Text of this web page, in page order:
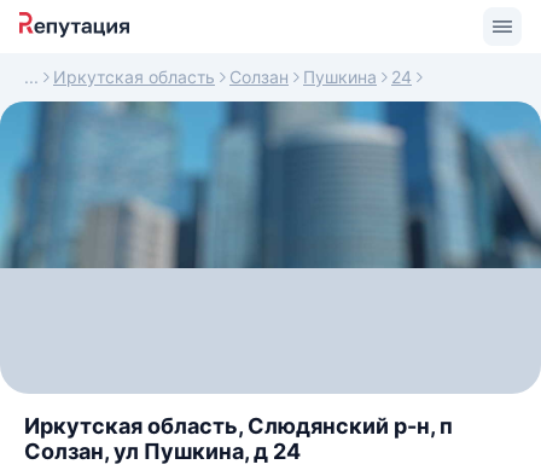
Иркутская область Солзан Пушкина 24
Иркутская область, Слюдянский р-н, п
Солзан, ул Пушкина, д 24